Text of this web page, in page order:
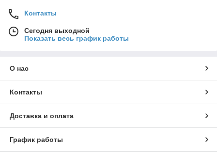
Контакты
Сегодня выходной
Показать весь график работы
О нас
Контакты
Доставка и оплата
График работы